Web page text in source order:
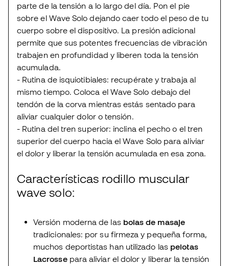
parte de la tensión a lo largo del día. Pon el pie
sobre el Wave Solo dejando caer todo el peso de tu
cuerpo sobre el dispositivo. La presión adicional
permite que sus potentes frecuencias de vibración
trabajen en profundidad y liberen toda la tensión
acumulada.
- Rutina de isquiotibiales: recupérate y trabaja al
mismo tiempo. Coloca el Wave Solo debajo del
tendón de la corva mientras estás sentado para
aliviar cualquier dolor o tensión.
- Rutina del tren superior: inclina el pecho o el tren
superior del cuerpo hacia el Wave Solo para aliviar
el dolor y liberar la tensión acumulada en esa zona.
Características rodillo muscular
wave solo:
Versión moderna de las bolas de masaje
tradicionales: por su firmeza y pequeña forma,
muchos deportistas han utilizado las pelotas
Lacrossepara aliviar el dolor y liberar la tensión